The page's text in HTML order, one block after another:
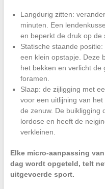
Langdurig zitten:
minuten. Een
en beperkt de druk op de
Statische staande
een klein opstapje. Deze
het bekken en verlicht de
foramen.
Slaap: de zijligging met
voor een uitlijning van
de zenuw. De buikligging
lordose en heeft de
verkleinen.
Elke micro-aanpassing
dag wordt opgeteld, telt
uitgevoerde sport.